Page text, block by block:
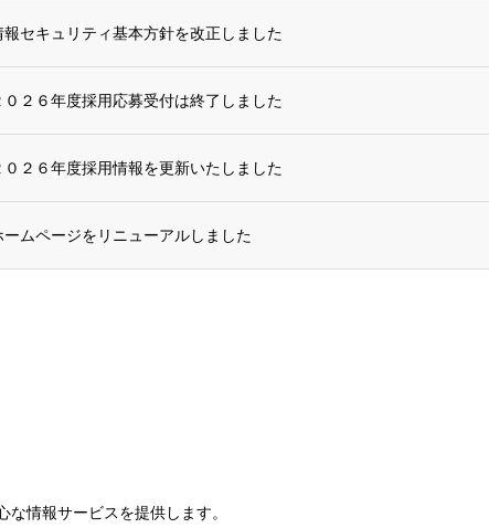
報セキュリティ基本方針を改正しました
０２６年度採用応募受付は終了しました
０２６年度採用情報を更新いたしました
ームページをリニューアルしました
な情報サービスを提供します。